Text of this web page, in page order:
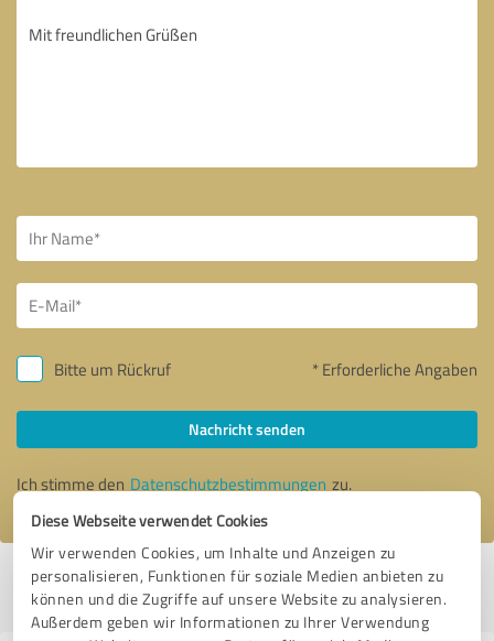
Diese Webseite verwendet Cookies
Wir verwenden Cookies, um Inhalte und Anzeigen zu
personalisieren, Funktionen für soziale Medien anbieten zu
können und die Zugriffe auf unsere Website zu analysieren.
Außerdem geben wir Informationen zu Ihrer Verwendung
Bitte um Rückruf * Erforderliche Angaben
Nachricht senden
Ich stimme den Datenschutzbestimmungen zu.
Profil aktiv seit 12.10.2020 |Letzte Aktualisierung: 25.01.2021|Profil
melden